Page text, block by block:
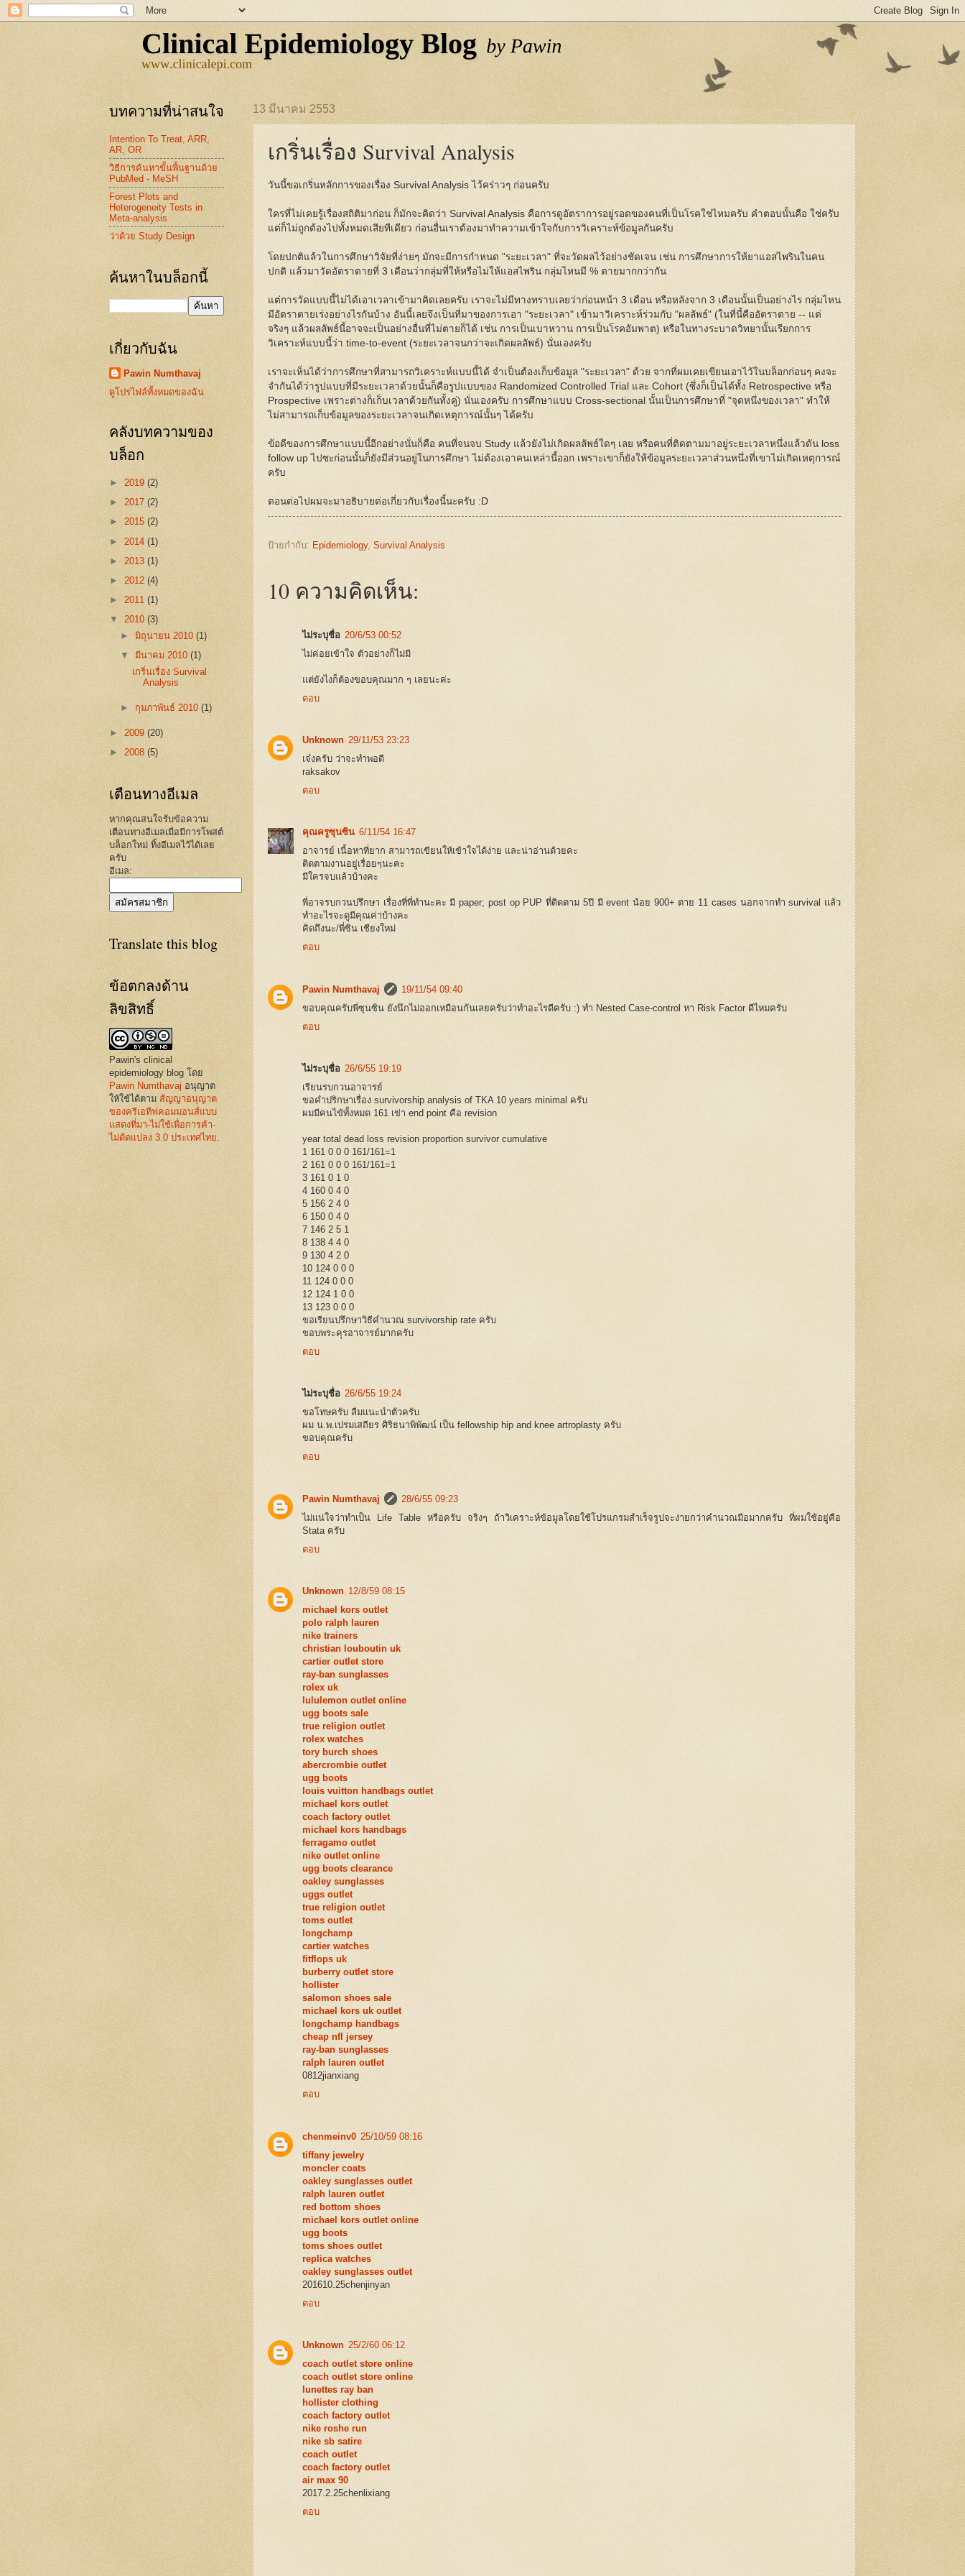
13 มีนาคม 2553
เกริ่นเรื่อง Survival Analysis
วันนี้ขอเกริ่นหลักการของเรื่อง Survival Analysis ไว้คร่าวๆ ก่อนครับ
ใครที่ไม่เคยรู้เรื่องสถิติมาก่อน ก็มักจะคิดว่า Survival Analysis คือการดูอัตราการอยู่รอดของคนที่เป็นโรคใช่ไหมครับ คำตอบนั้นคือ ใช่ครับ
แต่ก็ไม่ถูกต้องไปทั้งหมดเสียทีเดียว ก่อนอื่นเราต้องมาทำความเข้าใจกับการวิเคราะห์ข้อมูลกันครับ
โดยปกติแล้วในการศึกษาวิจัยที่ง่ายๆ มักจะมีการกำหนด "ระยะเวลา" ที่จะวัดผลไว้อย่างชัดเจน เช่น การศึกษาการให้ยาแอสไพรินในคน
ปกติ แล้วมาวัดอัตราตายที่ 3 เดือนว่ากลุ่มที่ให้หรือไม่ให้แอสไพริน กลุ่มไหนมี % ตายมากกว่ากัน
แต่การวัดแบบนี้ไม่ได้เอาเวลาเข้ามาคิดเลยครับ เราจะไม่มีทางทราบเลยว่าก่อนหน้า 3 เดือน หรือหลังจาก 3 เดือนนั้นเป็นอย่างไร กลุ่มไหน
มีอัตราตายเร่งอย่างไรกันบ้าง อันนี้เลยจึงเป็นที่มาของการเอา "ระยะเวลา" เข้ามาวิเคราะห์ร่วมกับ "ผลลัพธ์" (ในที่นี้คืออัตราตาย -- แต่
จริงๆ แล้วผลลัพธ์นี้อาจจะเป็นอย่างอื่นที่ไม่ตายก็ได้ เช่น การเป็นเบาหวาน การเป็นโรคอัมพาต) หรือในทางระบาดวิทยานั้นเรียกการ
วิเคราะห์แบบนี้ว่า time-to-event (ระยะเวลาจนกว่าจะเกิดผลลัพธ์) นั่นเองครับ
เราจะเห็นได้ว่าการศึกษาที่สามารถวิเคราะห์แบบนี้ได้ จำเป็นต้องเก็บข้อมูล "ระยะเวลา" ด้วย จากที่ผมเคยเขียนเอาไว้ในบล็อกก่อนๆ คงจะ
จำกันได้ว่ารูปแบบที่มีระยะเวลาด้วยนั้นก็คือรูปแบบของ Randomized Controlled Trial และ Cohort (ซึ่งก็เป็นได้ทั้ง Retrospective หรือ
Prospective เพราะต่างก็เก็บเวลาด้วยกันทั้งคู่) นั่นเองครับ การศึกษาแบบ Cross-sectional นั้นเป็นการศึกษาที่ "จุดหนึ่งของเวลา" ทำให้
ไม่สามารถเก็บข้อมูลของระยะเวลาจนเกิดเหตุการณ์นั้นๆ ได้ครับ
ข้อดีของการศึกษาแบบนี้อีกอย่างนั่นก็คือ คนที่จนจบ Study แล้วยังไม่เกิดผลลัพธ์ใดๆ เลย หรือคนที่ติดตามมาอยู่ระยะเวลาหนึ่งแล้วดัน loss
follow up ไปซะก่อนนั้นก็ยังมีส่วนอยู่ในการศึกษา ไม่ต้องเอาคนเหล่านี้ออก เพราะเขาก็ยังให้ข้อมูลระยะเวลาส่วนหนึ่งที่เขาไม่เกิดเหตุการณ์
ครับ
ตอนต่อไปผมจะมาอธิบายต่อเกี่ยวกับเรื่องนี้นะครับ :D
ป้ายกำกับ: Epidemiology, Survival Analysis
10 ความคิดเห็น:
ไม่ระบุชื่อ 20/6/53 00:52
ไม่ค่อยเข้าใจ ตัวอย่างก็ไม่มี
แต่ยังไงก็ต้องขอบคุณมาก ๆ เลยนะค่ะ
ตอบ
Unknown 29/11/53 23:23
เจ๋งครับ ว่าจะทำพอดี
raksakov
ตอบ
คุณครูซุนซิน 6/11/54 16:47
อาจารย์ เนื้อหาที่ยาก สามารถเขียนให้เข้าใจได้ง่าย และน่าอ่านด้วยคะ
ติดตามงานอยู่เรื่อยๆนะคะ
มีใครจบแล้วบ้างคะ
พี่อาจรบกวนปรึกษา เรื่องที่พี่ทำนะคะ มี paper; post op PUP ที่ติดตาม 5ปี มี event น้อย 900+ ตาย 11 cases นอกจากทำ survival แล้ว
ทำอะไรจะดูมีคุณค่าบ้างคะ
คิดถึงนะ/พี่ซิน เชียงใหม่
ตอบ
Pawin Numthavaj
19/11/54 09:40
ขอบคุณครับพี่ซุนซิน ยังนึกไม่ออกเหมือนกันเลยครับว่าทำอะไรดีครับ :) ทำ Nested Case-control หา Risk Factor ดีไหมครับ
ตอบ
ไม่ระบุชื่อ 26/6/55 19:19
เรียนรบกวนอาจารย์
ขอคำปริกษาเรื่อง survivorship analysis of TKA 10 years minimal ครับ
ผมมีคนไข้ทั้งหมด 161 เข่า end point คือ revision
year total dead loss revision proportion survivor cumulative
1 161 0 0 0 161/161=1
2 161 0 0 0 161/161=1
3 161 0 1 0
4 160 0 4 0
5 156 2 4 0
6 150 0 4 0
7 146 2 5 1
8 138 4 4 0
9 130 4 2 0
10 124 0 0 0
11 124 0 0 0
12 124 1 0 0
13 123 0 0 0
ขอเรียนปรึกษาวิธีคำนวณ survivorship rate ครับ
ขอบพระคุรอาจารย์มากครับ
ตอบ
ไม่ระบุชื่อ 26/6/55 19:24
ขอโทษครับ ลืมแนะนำตัวครับ
ผม น.พ.เปรมเสถียร ศิริธนาพิพัฒน์ เป็น fellowship hip and knee artroplasty ครับ
ขอบคุณครับ
ตอบ
Pawin Numthavaj
28/6/55 09:23
ไม่แน่ใจว่าทำเป็น Life Table หรือครับ จริงๆ ถ้าวิเคราะห์ข้อมูลโดยใช้โปรแกรมสำเร็จรูปจะง่ายกว่าคำนวณมือมากครับ ที่ผมใช้อยู่คือ
Stata ครับ
ตอบ
Unknown 12/8/59 08:15
michael kors outlet
polo ralph lauren
nike trainers
christian louboutin uk
cartier outlet store
ray-ban sunglasses
rolex uk
lululemon outlet online
ugg boots sale
true religion outlet
rolex watches
tory burch shoes
abercrombie outlet
ugg boots
louis vuitton handbags outlet
michael kors outlet
coach factory outlet
michael kors handbags
ferragamo outlet
nike outlet online
ugg boots clearance
oakley sunglasses
uggs outlet
true religion outlet
toms outlet
longchamp
cartier watches
fitflops uk
burberry outlet store
hollister
salomon shoes sale
michael kors uk outlet
longchamp handbags
cheap nfl jersey
ray-ban sunglasses
ralph lauren outlet
0812jianxiang
ตอบ
chenmeinv0 25/10/59 08:16
tiffany jewelry
moncler coats
oakley sunglasses outlet
ralph lauren outlet
red bottom shoes
michael kors outlet online
ugg boots
toms shoes outlet
replica watches
oakley sunglasses outlet
201610.25chenjinyan
ตอบ
Unknown 25/2/60 06:12
coach outlet store online
coach outlet store online
lunettes ray ban
hollister clothing
coach factory outlet
nike roshe run
nike sb satire
coach outlet
coach factory outlet
air max 90
2017.2.25chenlixiang
ตอบ
บทความที่น่าสนใจ
Intention To Treat, ARR,
AR, OR
วิธีการค้นหาขั้นพื้นฐานด้วย
PubMed - MeSH
Forest Plots and
Heterogeneity Tests in
Meta-analysis
ว่าด้วย Study Design
ค้นหาในบล็อกนี้
เกี่ยวกับฉัน
Pawin Numthavaj
ดูโปรไฟล์ทั้งหมดของฉัน
คลังบทความของ
บล็อก
► 2019 (2)
► 2017 (2)
► 2015 (2)
► 2014 (1)
► 2013 (1)
► 2012 (4)
► 2011 (1)
▼ 2010 (3)
►มิถุนายน 2010(1)
▼มีนาคม 2010(1)
เกริ่นเรื่อง Survival
Analysis
►กุมภาพันธ์ 2010(1)
► 2009 (20)
► 2008 (5)
เตือนทางอีเมล
หากคุณสนใจรับข้อความ
เตือนทางอีเมลเมื่อมีการโพสต์
บล็อกใหม่ ทิ้งอีเมลไว้ได้เลย
ครับ
อีเมล:
Translate this blog
ข้อตกลงด้าน
ลิขสิทธิ์
Pawin's clinical
epidemiology blog โดย
Pawin Numthavaj อนุญาต
ให้ใช้ได้ตาม สัญญาอนุญาต
ของครีเอทีฟคอมมอนส์แบบ
แสดงที่มา-ไม่ใช้เพื่อการค้า-
ไม่ดัดแปลง 3.0 ประเทศไทย